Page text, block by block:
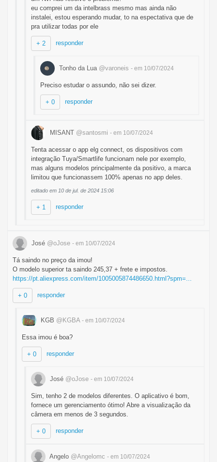
eu comprei um da intelbrass mesmo mas ainda não
instalei, estou esperando mudar, to na espectativa que de
pra utilizar todas por ele
+ 2 responder
Tonho da Lua @varoneis - em 10/07/2024
Preciso estudar o assundo, não sei dizer.
+ 0 responder
MISANT @santosmi - em 10/07/2024
Tenta acessar o app elg connect, os dispositivos com
integração Tuya/Smartlife funcionam nele por exemplo,
mas alguns modelos principalmente da positivo, a marca
limitou que funcionassem 100% apenas no app deles.
editado em 10 de jul. de 2024 15:06
+ 1 responder
José @oJose - em 10/07/2024
Tá saindo no preço da imou!
O modelo superior ta saindo 245,37 + frete e impostos.
https://pt.aliexpress.com/item/1005005874486650.html?spm=...
+ 0 responder
KGB @KGBA - em 10/07/2024
Essa imou é boa?
+ 0 responder
José @oJose - em 10/07/2024
Sim, tenho 2 de modelos diferentes. O aplicativo é bom,
fornece um gerenciamento ótimo! Abre a visualização da
câmera em menos de 3 segundos.
+ 0 responder
Angelo @Angelomc - em 10/07/2024